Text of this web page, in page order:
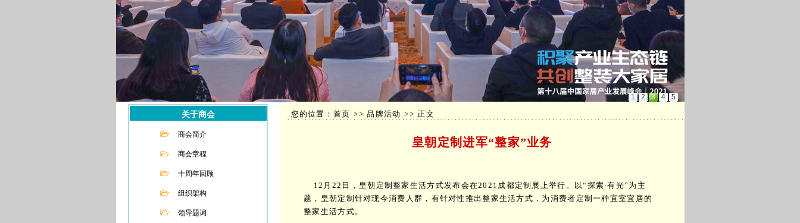
1 2 3 4 5
关于商会
商会简介
商会章程
十周年回顾
组织架构
领导题词
您的位置：首页 >> 品牌活动 >> 正文
皇朝定制进军“整家”业务
12月22日，皇朝定制整家生活方式发布会在2021成都定制展上举行。以“探索·有光”为主
题，皇朝定制针对现今消费人群，有针对性推出整家生活方式，为消费者定制一种宜室宜居的
整家生活方式。